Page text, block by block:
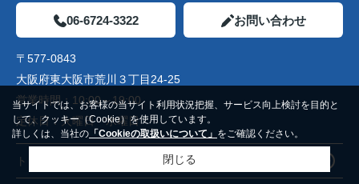
06-6724-3322 お問い合わせ
〒577-0843
大阪府東大阪市荒川３丁目24-25
営業時間： 10:00～19:00
定休日：火曜日 水曜日
トップページ
当サイトでは、お客様の当サイト利用状況把握、サービス向上検討を目的と
して、クッキー（Cookie）を使用しています。
詳しくは、当社の 「Cookieの取扱いについて」 をご確認ください。
閉じる